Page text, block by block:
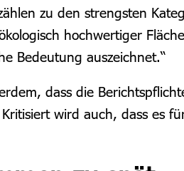
zu den strengsten
hochwertiger
Bedeutung auszeichnet.“
dass die
wird auch, dass es